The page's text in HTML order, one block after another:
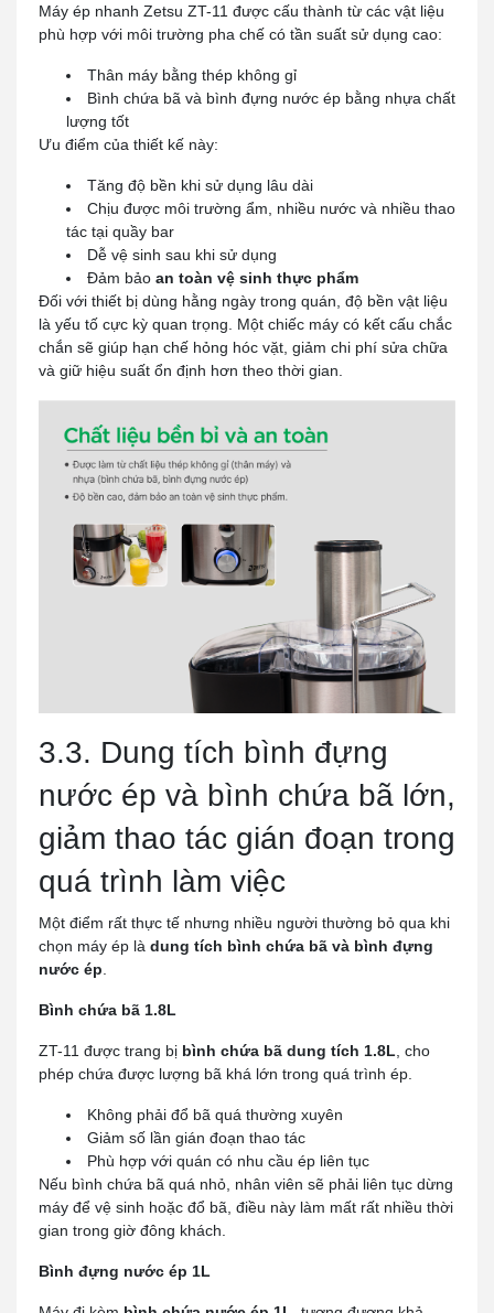
Máy ép nhanh Zetsu ZT-11 được cấu thành từ các vật liệu
phù hợp với môi trường pha chế có tần suất sử dụng cao:
Thân máy bằng thép không gỉ
Bình chứa bã và bình đựng nước ép bằng nhựa chất
lượng tốt
Ưu điểm của thiết kế này:
Tăng độ bền khi sử dụng lâu dài
Chịu được môi trường ẩm, nhiều nước và nhiều thao
tác tại quầy bar
Dễ vệ sinh sau khi sử dụng
Đảm bảo an toàn vệ sinh thực phẩm
Đối với thiết bị dùng hằng ngày trong quán, độ bền vật liệu
là yếu tố cực kỳ quan trọng. Một chiếc máy có kết cấu chắc
chắn sẽ giúp hạn chế hỏng hóc vặt, giảm chi phí sửa chữa
và giữ hiệu suất ổn định hơn theo thời gian.
3.3. Dung tích bình đựng
nước ép và bình chứa bã lớn,
giảm thao tác gián đoạn trong
quá trình làm việc
Một điểm rất thực tế nhưng nhiều người thường bỏ qua khi
chọn máy ép là dung tích bình chứa bã và bình đựng
nước ép
Bình chứa bã 1.8L
ZT-11 được trang bị bình chứa bã dung tích 1.8L , cho
phép chứa được lượng bã khá lớn trong quá trình ép.
Không phải đổ bã quá thường xuyên
Giảm số lần gián đoạn thao tác
Phù hợp với quán có nhu cầu ép liên tục
Nếu bình chứa bã quá nhỏ, nhân viên sẽ phải liên tục dừng
máy để vệ sinh hoặc đổ bã, điều này làm mất rất nhiều thời
gian trong giờ đông khách.
Bình đựng nước ép 1L